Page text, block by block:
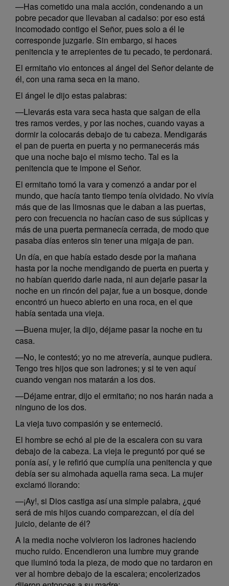
—Has cometido una mala acción, condenando a un
pobre pecador que llevaban al cadalso: por eso está
incomodado contigo el Señor, pues solo a él le
corresponde juzgarle. Sin embargo, si haces
penitencia y te arrepientes de tu pecado, te perdonará.
El ermitaño vio entonces al ángel del Señor delante de
él, con una rama seca en la mano.
El ángel le dijo estas palabras:
—Llevarás esta vara seca hasta que salgan de ella
tres ramos verdes, y por las noches, cuando vayas a
dormir la colocarás debajo de tu cabeza. Mendigarás
el pan de puerta en puerta y no permanecerás más
que una noche bajo el mismo techo. Tal es la
penitencia que te impone el Señor.
El ermitaño tomó la vara y comenzó a andar por el
mundo, que hacía tanto tiempo tenía olvidado. No vivía
más que de las limosnas que le daban a las puertas,
pero con frecuencia no hacían caso de sus súplicas y
más de una puerta permanecía cerrada, de modo que
pasaba días enteros sin tener una migaja de pan.
Un día, en que había estado desde por la mañana
hasta por la noche mendigando de puerta en puerta y
no habían querido darle nada, ni aun dejarle pasar la
noche en un rincón del pajar, fue a un bosque, donde
encontró un hueco abierto en una roca, en el que
había sentada una vieja.
—Buena mujer, la dijo, déjame pasar la noche en tu
casa.
—No, le contestó; yo no me atrevería, aunque pudiera.
Tengo tres hijos que son ladrones; y si te ven aquí
cuando vengan nos matarán a los dos.
—Déjame entrar, dijo el ermitaño; no nos harán nada a
ninguno de los dos.
La vieja tuvo compasión y se enterneció.
El hombre se echó al pie de la escalera con su vara
debajo de la cabeza. La vieja le preguntó por qué se
ponía así, y le refirió que cumplía una penitencia y que
debía ser su almohada aquella rama seca. La mujer
exclamó llorando:
—¡Ay!, si Dios castiga así una simple palabra, ¿qué
será de mis hijos cuando comparezcan, el día del
juicio, delante de él?
A la media noche volvieron los ladrones haciendo
mucho ruido. Encendieron una lumbre muy grande
que iluminó toda la pieza, de modo que no tardaron en
ver al hombre debajo de la escalera; encolerizados